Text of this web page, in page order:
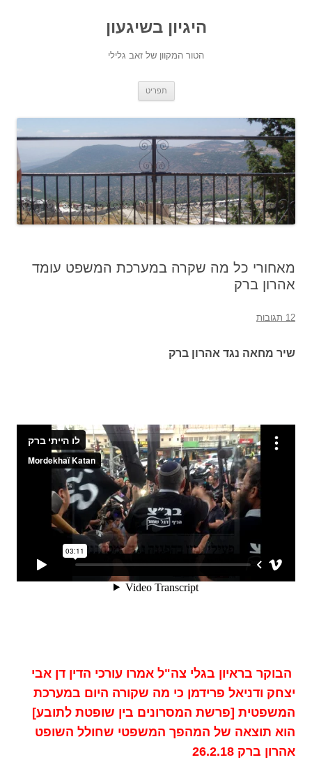
היגיון בשיגעון
הטור המקוון של זאב גלילי
תפריט
מאחורי כל מה שקרה במערכת המשפט עומד
אהרון ברק
12 תגובות
שיר מחאה נגד אהרון ברק
הבוקר בראיון בגלי צה"ל אמרו עורכי הדין דן אבי
יצחק ודניאל פרידמן כי מה שקורה היום במערכת
המשפטית [פרשת המסרונים בין שופטת לתובע]
הוא תוצאה של המהפך המשפטי שחולל השופט
אהרון ברק 26.2.18